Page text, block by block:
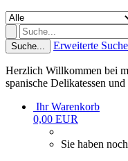
Suche... Erweiterte Suche
Herzlich Willkommen bei
spanische Delikatessen und
Ihr Warenkorb
0,00 EUR
Sie haben